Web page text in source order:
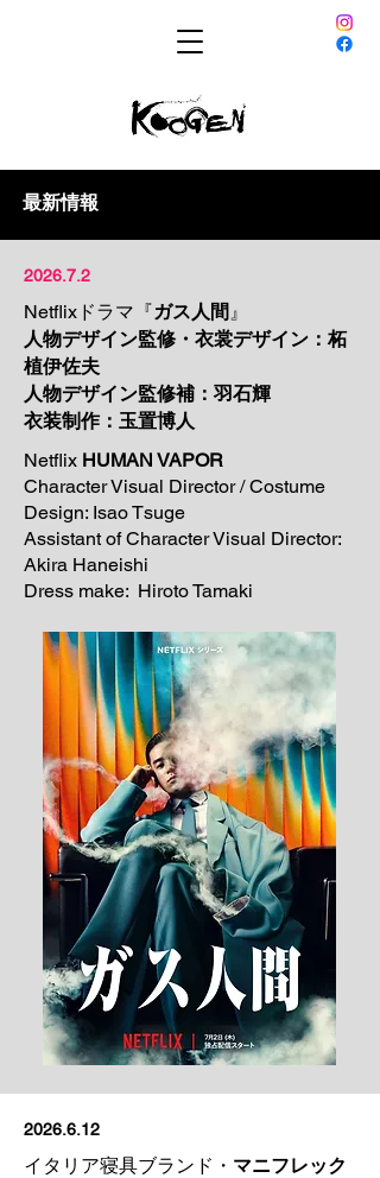
最新情報
2026.7.2
Netflixドラマ 『ガス人間 』
人物デザイン監修・衣裳デザイン：柘
植伊佐夫
人物デザイン監修補：羽石輝
​衣装制作：玉置博人
Netflix HUMAN VAPOR
Character Visual Director / Costume
Design: Isao Tsuge
Assistant of Character Visual Director:
Akira Haneishi
Dress make: Hiroto Tamaki
2026.6.12
イタリア寝具ブランド・ マニフレック